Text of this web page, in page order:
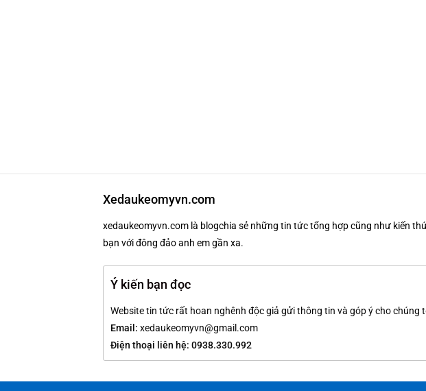
Xedaukeomyvn.com
xedaukeomyvn.com là blogchia sẻ những tin tức tổng hợp cũng như kiến
bạn với đông đảo anh em gần xa.
Ý kiến bạn đọc
Website tin tức rất hoan nghênh độc giả gửi thông tin và góp ý cho chúng
Email: xedaukeomyvn@gmail.com
Điện thoại liên hệ: 0938.330.992